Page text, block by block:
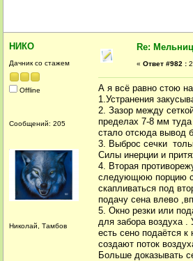
НИКО
Дачник со стажем
Offline
Сообщений: 205
Николай, Тамбов
Re:
« Ответ #982 :
А я всё равно стою на
1.Устранения
2. Зазор между
пределах 7-8 мм
стало отсюда вывод
3. Выброс сечки
Силы инерции и
4. Вторая
следующюю порцию
скапливаться под
подачу сена влево
5. Окно резки или
для забора воздуха
есть сено подаётся
создают поток
Больше доказывать